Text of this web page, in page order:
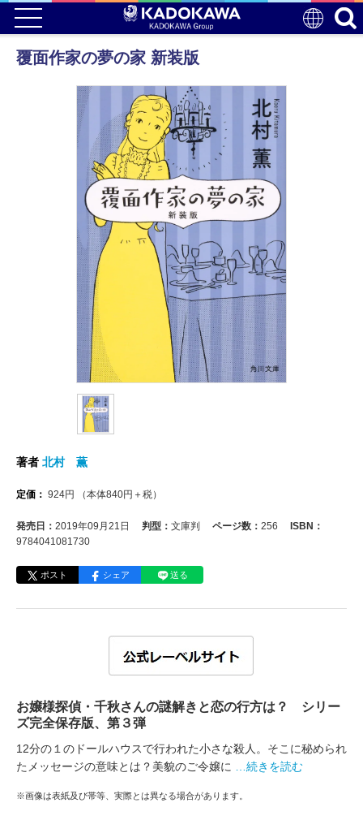
覆面作家の夢の家 新装版
著者 北村 薫
定価： 924円 （本体840円＋税）
発売日： 2019年09月21日 判型： 文庫判 ページ数： 256
ISBN：
9784041081730
ポスト シェア 送る
お嬢様探偵・千秋さんの謎解きと恋の行方は？ シリー
ズ完全保存版、第３弾
12分の１のドールハウスで行われた小さな殺人。そこに秘められ
たメッセージの意味とは？美貌のご令嬢に
…続きを読む
※画像は表紙及び帯等、実際とは異なる場合があります。